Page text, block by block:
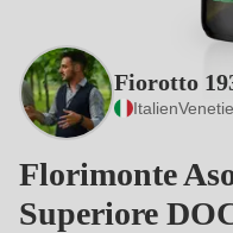
Fiorotto
Italien
Florimonte
Superiore